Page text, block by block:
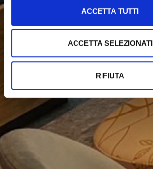
ACCETTA TUTTI
ACCETTA SELEZIONATI
RIFIUTA